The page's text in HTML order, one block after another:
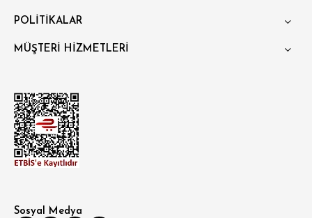
POLİTİKALAR
MÜŞTERİ HİZMETLERİ
Sosyal Medya